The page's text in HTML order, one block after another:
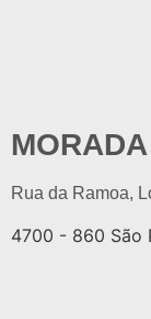
MORADA
Rua da Ramoa,
4700 - 860 São